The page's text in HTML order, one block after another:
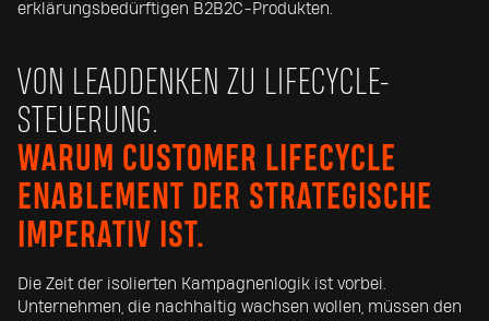
erklärungsbedürftigen B2B2C-Produkten.
VON LEADDENKEN ZU LIFECYCLE-
STEUERUNG.
WARUM CUSTOMER LIFECYCLE
ENABLEMENT DER STRATEGISCHE
IMPERATIV IST.
Die Zeit der isolierten Kampagnenlogik ist vorbei.
Unternehmen, die nachhaltig wachsen wollen, müssen den